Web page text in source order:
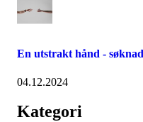
En utstrakt hånd -
04.12.2024
Kategori